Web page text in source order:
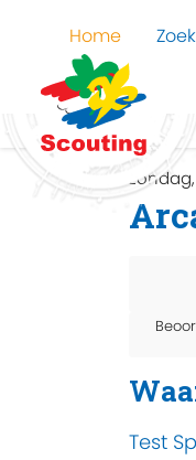
Home
Home
zondag,
Test